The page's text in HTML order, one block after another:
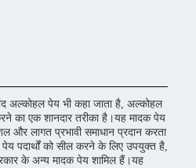
अल्कोहल पेय भी कहा जाता है, अल्कोहल
का एक शानदार तरीका है।यह मादक पेय
और लागत प्रभावी समाधान प्रदान करता
पदार्थों को सील करने के लिए उपयुक्त है,
के अन्य मादक पेय शामिल हैं।यह